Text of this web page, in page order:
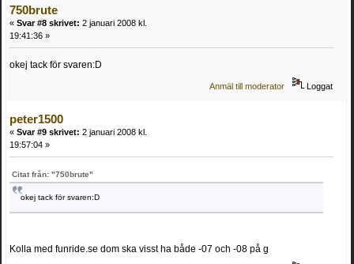
750brute
« Svar #8 skrivet: 2 januari 2008 kl.
19:41:36 »
okej tack för svaren:D
Anmäl till moderator Loggat
peter1500
« Svar #9 skrivet: 2 januari 2008 kl.
19:57:04 »
Citat från: "750brute"
okej tack för svaren:D
Kolla med funride.se dom ska visst ha både -07 och -08 på g